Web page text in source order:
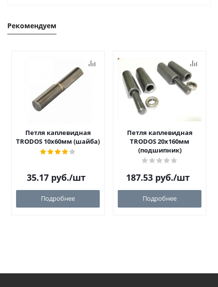
Рекомендуем
Петля каплевидная
TRODOS 10х60мм (шайба)
35.17 руб./шт
Подробнее
Петля каплевидная
TRODOS 20х160мм
(подшипник)
187.53 руб./шт
Подробнее